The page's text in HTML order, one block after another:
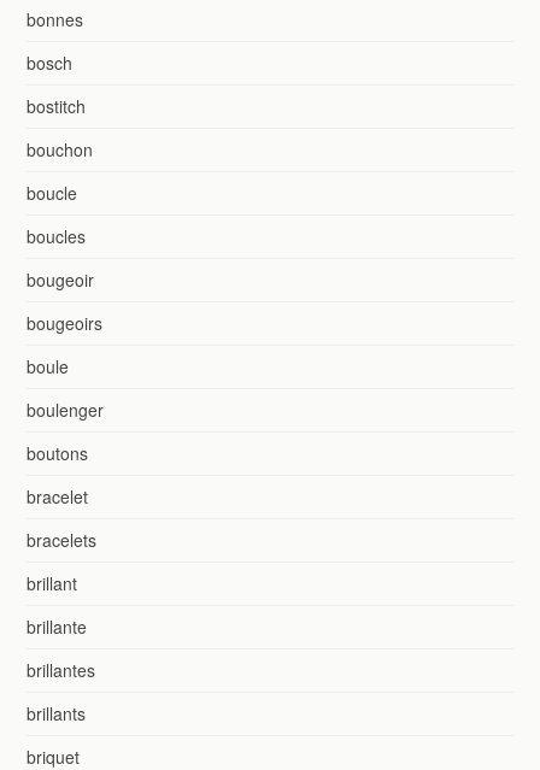
bonnes
bosch
bostitch
bouchon
boucle
boucles
bougeoir
bougeoirs
boule
boulenger
boutons
bracelet
bracelets
brillant
brillante
brillantes
brillants
briquet